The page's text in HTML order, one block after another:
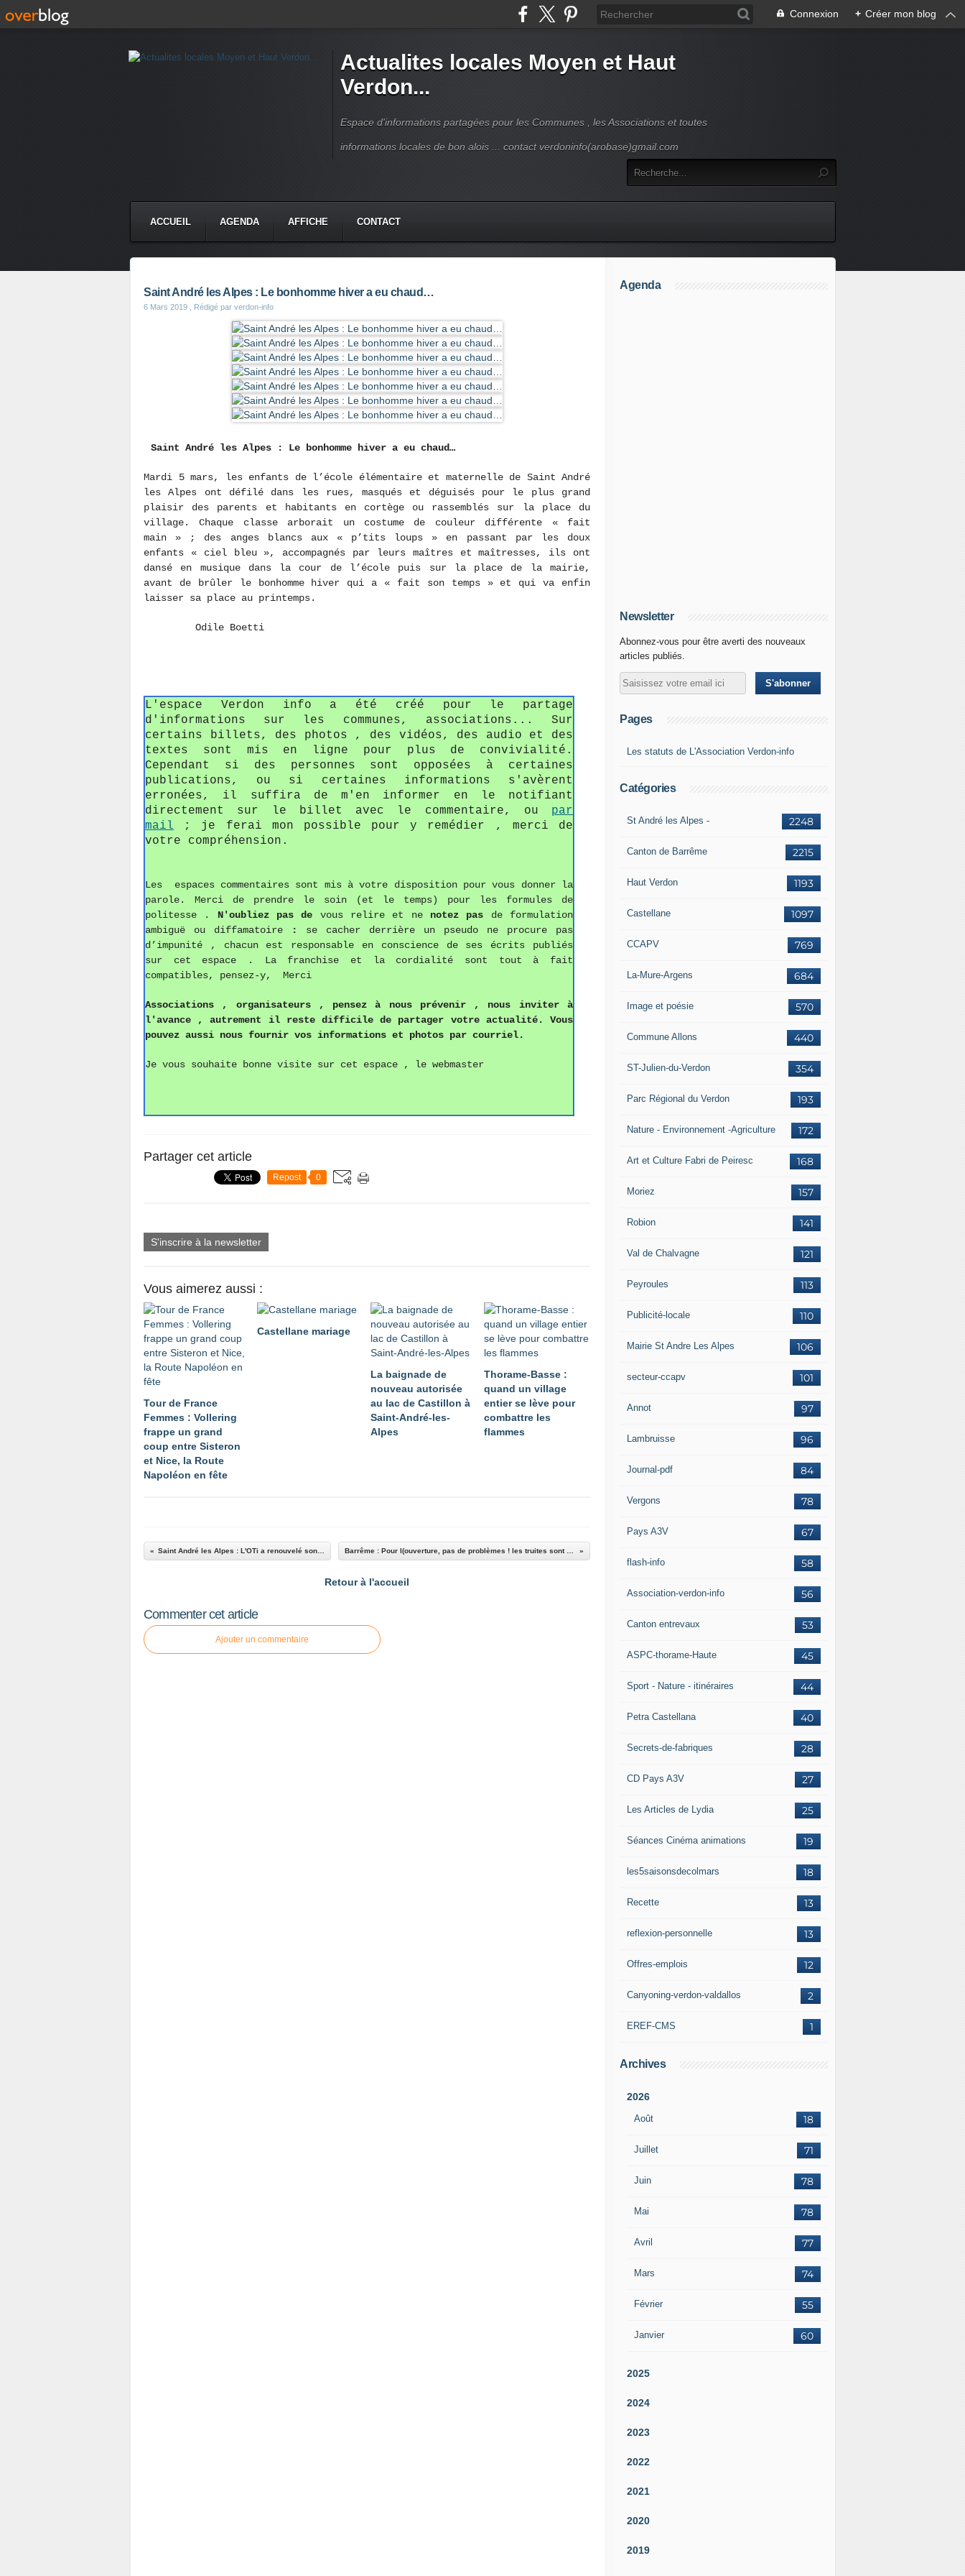
Connexion + Créer mon blog
Actualites locales Moyen et Haut
Verdon...
Espace d'informations partagées pour les Communes , les Associations et toutes
informations locales de bon alois ... contact verdoninfo(arobase)gmail.com
ACCUEIL AGENDA AFFICHE CONTACT
Saint André les Alpes : Le bonhomme hiver a eu chaud…
6 Mars 2019 , Rédigé par verdon-info
Saint André les Alpes : Le bonhomme hiver a eu chaud…
Mardi 5 mars, les enfants de l’école élémentaire et maternelle de Saint André
les Alpes ont défilé dans les rues, masqués et déguisés pour le plus grand
plaisir des parents et habitants en cortège ou rassemblés sur la place du
village. Chaque classe arborait un costume de couleur différente « fait
main » ; des anges blancs aux « p’tits loups » en passant par les doux
enfants « ciel bleu », accompagnés par leurs maîtres et maîtresses, ils ont
dansé en musique dans la cour de l’école puis sur la place de la mairie,
avant de brûler le bonhomme hiver qui a « fait son temps » et qui va enfin
laisser sa place au printemps.
Odile Boetti
L'espace Verdon info a été créé pour le partage
d'informations sur les communes, associations... Sur
certains billets, des photos , des vidéos, des audio et des
textes sont mis en ligne pour plus de convivialité.
Cependant si des personnes sont opposées à certaines
publications, ou si certaines informations s'avèrent
erronées, il suffira de m'en informer en le notifiant
directement sur le billet avec le commentaire, ou par
mail ; je ferai mon possible pour y remédier , merci de
votre compréhension.
Les espaces commentaires sont mis à votre disposition pour vous donner la
parole. Merci de prendre le soin (et le temps) pour les formules de
politesse
. N'oubliez pas de vous relire et ne notez pas de formulation
ambiguë ou diffamatoire
:
se cacher derrière un pseudo ne procure pas
d’impunité , chacun est responsable en conscience de ses écrits publiés
sur cet espace . La franchise et la cordialité sont tout à fait
compatibles, pensez-y, Merci
Associations , organisateurs , pensez à nous prévenir , nous inviter à
l'avance , autrement il reste difficile de partager votre actualité. Vous
pouvez aussi nous fournir vos informations et photos par courriel.
Je vous souhaite bonne visite sur cet espace , le webmaster
Partager cet article
Repost 0
S'inscrire à la newsletter
Vous aimerez aussi :
Tour de France
Femmes : Vollering
frappe un grand
coup entre Sisteron
et Nice, la Route
Napoléon en fête
Castellane mariage
La baignade de
nouveau autorisée
au lac de Castillon à
Saint-André-les-
Alpes
Thorame-Basse :
quand un village
entier se lève pour
combattre les
flammes
Retour à l'accueil
Commenter cet article
Ajouter un commentaire
Agenda
Newsletter
Abonnez-vous pour être averti des nouveaux
articles publiés.
Pages
Les statuts de L'Association Verdon-info
Catégories
2248
St André les Alpes -
2215
Canton de Barrême
1193
Haut Verdon
1097
Castellane
769
CCAPV
684
La-Mure-Argens
570
Image et poésie
440
Commune Allons
354
ST-Julien-du-Verdon
193
Parc Régional du Verdon
172
Nature - Environnement -Agriculture
168
Art et Culture Fabri de Peiresc
157
Moriez
141
Robion
121
Val de Chalvagne
113
Peyroules
110
Publicité-locale
106
Mairie St Andre Les Alpes
101
secteur-ccapv
97
Annot
96
Lambruisse
84
Journal-pdf
78
Vergons
67
Pays A3V
58
flash-info
56
Association-verdon-info
53
Canton entrevaux
45
ASPC-thorame-Haute
44
Sport - Nature - itinéraires
40
Petra Castellana
28
Secrets-de-fabriques
27
CD Pays A3V
25
Les Articles de Lydia
19
Séances Cinéma animations
18
les5saisonsdecolmars
13
Recette
13
reflexion-personnelle
12
Offres-emplois
2
Canyoning-verdon-valdallos
1
EREF-CMS
Archives
2026
Août 18
Juillet 71
Juin 78
Mai 78
Avril 77
Mars 74
Février 55
Janvier 60
2025
2024
2023
2022
2021
2020
2019